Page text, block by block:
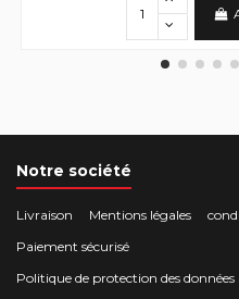
Notre société
Livraison Mentions légales
Paiement sécurisé
Politique de protection des